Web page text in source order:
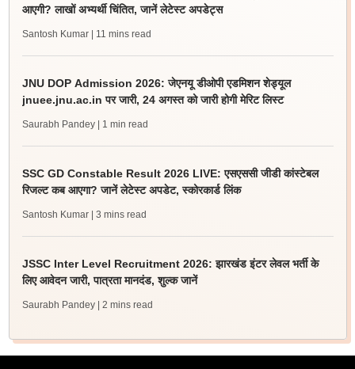
आएगी? लाखों अभ्यर्थी चिंतित, जानें लेटेस्ट अपडेट्स
Santosh Kumar | 11 mins read
JNU DOP Admission 2026: जेएनयू डीओपी एडमिशन शेड्यूल
jnuee.jnu.ac.in पर जारी, 24 अगस्त को जारी होगी मेरिट लिस्ट
Saurabh Pandey | 1 min read
SSC GD Constable Result 2026 LIVE: एसएससी जीडी कांस्टेबल
रिजल्ट कब आएगा? जानें लेटेस्ट अपडेट, स्कोरकार्ड लिंक
Santosh Kumar | 3 mins read
JSSC Inter Level Recruitment 2026: झारखंड इंटर लेवल भर्ती के
लिए आवेदन जारी, पात्रता मानदंड, शुल्क जानें
Saurabh Pandey | 2 mins read